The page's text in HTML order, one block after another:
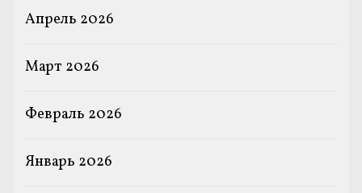
Апрель 2026
Март 2026
Февраль 2026
Январь 2026